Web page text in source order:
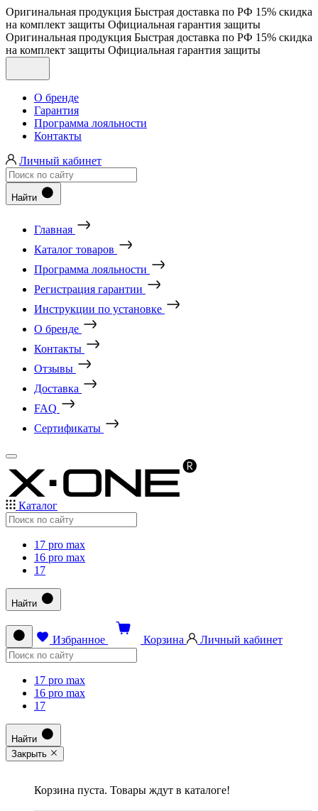
Оригинальная продукция Быстрая доставка по РФ 15% скидка
на комплект защиты Официальная гарантия защиты
Оригинальная продукция Быстрая доставка по РФ 15% скидка
на комплект защиты Официальная гарантия защиты
О бренде
Гарантия
Программа лояльности
Контакты
Личный кабинет
Найти
Главная
Каталог товаров
Программа лояльности
Регистрация гарантии
Инструкции по установке
О бренде
Контакты
Отзывы
Доставка
FAQ
Сертификаты
Каталог
17 pro max
16 pro max
17
Найти
Избранное Корзина Личный кабинет
17 pro max
16 pro max
17
Найти
Закрыть
Корзина пуста. Товары ждут в каталоге!